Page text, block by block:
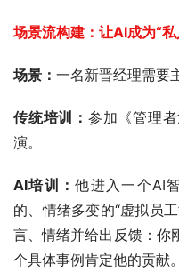
场景流构建：让AI成为“私
场景： 一名新晋经理需要
传统培训： 参加《管理
演。
AI培训：他进入一个AI
的、情绪多变的“虚拟员
言、情绪并给出反馈：你
个具体事例肯定他的贡献。